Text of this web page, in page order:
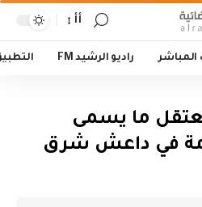
أأ
المباشر راديو الرشيد FM
ما يسمى
في داعش شرق